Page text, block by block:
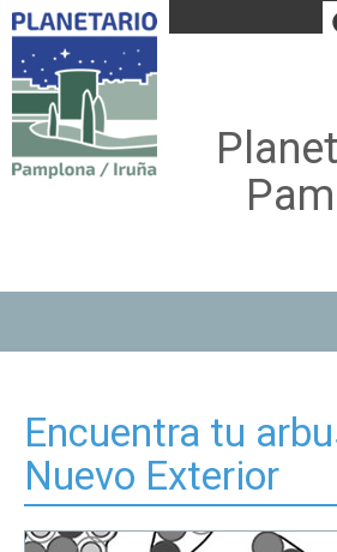
Encuentra tu
Nuevo Exterior